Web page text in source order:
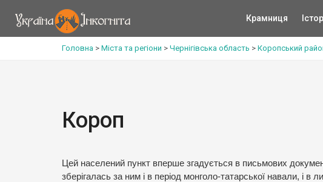
Крамниця
Головна > Міста та регіони > Чернігівська область > Коропський
Короп
Цей населений пункт вперше згадується в письмових
зберігалась за ним і в період монголо-татарської навали, і в